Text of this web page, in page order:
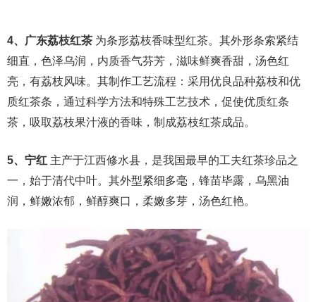
4、广东荔枝红茶 为条形荔枝香味型红茶。其外形条索紧结
细直，色泽乌润，内质香气芬芳，滋味鲜爽香甜，汤色红
亮，有荔枝风味。其制作工艺流程：采用优良品种荔枝和优
质红茶条，通过科学方法和特殊工艺技术，促使优质红条
茶，吸取荔枝果汁液的香味，制成荔枝红茶成品。
5、宁红 主产于江西修水县，是我国最早的工夫红茶珍品之
一，始于清代中叶。其外型紧细多毫，锋苗毕露，乌黑油
润，鲜嫩浓郁，鲜醇爽口，柔嫩多芽，汤色红艳。